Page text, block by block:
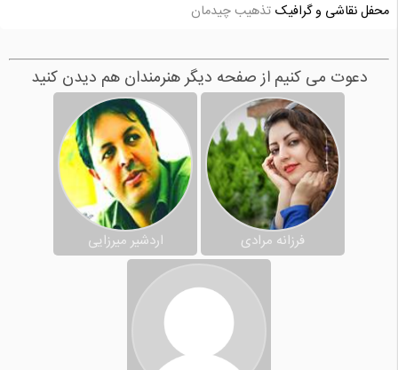
محفل نقاشی و گرافیک تذهیب چیدمان
دعوت می کنیم از صفحه دیگر هنرمندان هم دیدن کنید
فرزانه مرادی اردشیر میرزایی